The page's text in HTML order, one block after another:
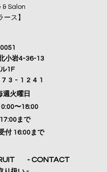
& Salon
ース】
小岩4-36-13
1F
1241
週火曜日
〜18:00
まで
付 16:00まで
- CONTACT